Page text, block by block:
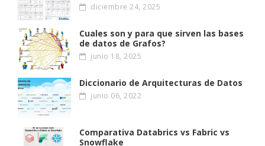
diciembre 24, 2025
Cuales son y para que sirven las bases
de datos de Grafos?
junio 18, 2025
Diccionario de Arquitecturas de Datos
junio 06, 2022
Comparativa Databrics vs Fabric vs
Snowflake